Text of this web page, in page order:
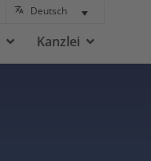
Deutsch
Kanzlei